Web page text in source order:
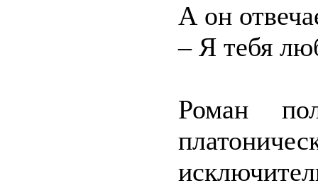
А он
– Я тебя
Роман